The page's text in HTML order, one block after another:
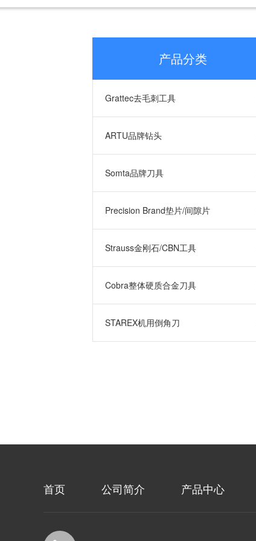
产品分类
Grattec去毛刺工具
ARTU品牌钻头
Somta品牌刀具
Precision Brand垫片/间隙片
Strauss金刚石/CBN工具
Cobra整体硬质合金刀具
STAREX机用倒角刀
首页 公司简介 产品中心